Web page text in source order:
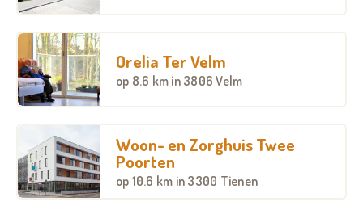
Orelia Ter Velm
op 8.6 km in 3806 Velm
Woon- en Zorghuis Twee
Poorten
op 10.6 km in 3300 Tienen